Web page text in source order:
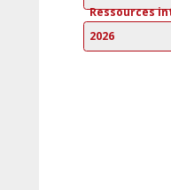
Ressources
2026